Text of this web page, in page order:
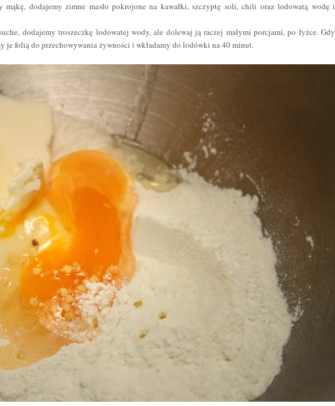
dodajemy zimne masło pokrojone na kawałki, szczyptę soli, chili oraz lodowatą wodę i
dodajemy troszeczkę lodowatej wody, ale dolewaj ją raczej małymi porcjami, po łyżce. Gdy
je folią do przechowywania żywności i wkładamy do lodówki na 40 minut.